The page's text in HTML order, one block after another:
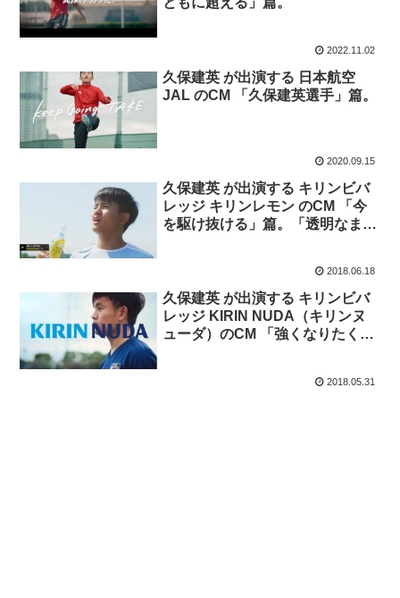
2022.11.02
久保建英 が出演する 日本航空
JAL のCM 「久保建英選手」篇。
2020.09.15
久保建英 が出演する キリンビバ
レッジ キリンレモン のCM 「今
を駆け抜ける」篇。「透明なまま
2018.06.18
久保建英 が出演する キリンビバ
レッジ KIRIN NUDA（キリンヌ
ューダ）のCM 「強くなりたく
2018.05.31